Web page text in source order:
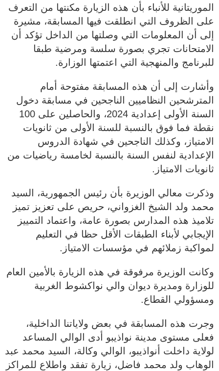
الموريتانية للأنباء بأن هذه الزيارة مكنتها من التعرف
على الظروف التي انطلقت فيها المسابقة، مشيرة
إلى أن المعلومات التي وصلتها من الداخل تؤكد أن
الامتحانات تجري بصورة سلسة ومرضية طبقا
للبرنامج والمنهجية التي اعتمتها الوزارة.
وأشارت إلى أن هذه المسابقة مفتوحة أمام
المترشحين النظاميين الناجحين في مسابقة دخول
السنة الأولى إعدادية 2024، والحاصلين على 100
نقطة فما فوق بالنسبة للسنة الأولى من ثانويات
الامتياز، وكذلك الناجحين في شهادة الدروس
الإعدادية لنفس السنة بالنسبة لخامسة رياضيات من
ثانويات الامتياز.
وذكرت معالي الوزيرة بأن رئيس الجمهورية، السيد
محمد ولد الشيخ الغزواني، حريص على تعزيز تميز
تلاميذ هذه المدارس بصورة عامة، واعتماد التمييز
الإيجابي لأبناء الطبقات الأقل حظا في التعليم
لمواكبة زملائهم في مؤسسات الامتياز.
وكانت الوزيرة مرفوقة في هذه الزيارة بالأمين العام
للوزارة ومديرة ديوان والي نواكشوط الغربية
ومسؤولي القطاع.
وجرت هذه المسابقة في بعض ولاياتنا الداخلية،
فعلى مستوى مدينة نواذيبو أدى الوالي المساعد
لولاية داخلت أنواذيبو، الوالي وكالة، السيد محمد عبد
الوهاب ولد محمد فاضل، زيارة تفقد واطلاع للمراكز